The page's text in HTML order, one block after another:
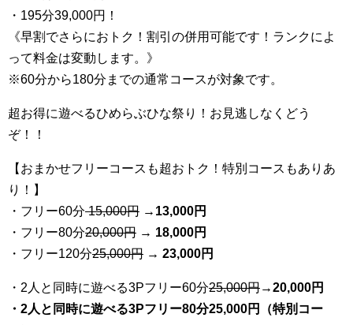
・195分39,000円！
《早割でさらにおトク！割引の併用可能です！ランクによ
って料金は変動します。》
※60分から180分までの通常コースが対象です。
超お得に遊べるひめらぶひな祭り！お見逃しなくどう
ぞ！！
【おまかせフリーコースも超おトク！特別コースもありあ
り！】
・フリー60分15,000円 → 13,000円
・フリー80分20,000円 → 18,000円
・フリー120分25,000円 → 23,000円
・2人と同時に遊べる3Pフリー60分25,000円→20,000円
・2人と同時に遊べる3Pフリー80分25,000円（特別コー